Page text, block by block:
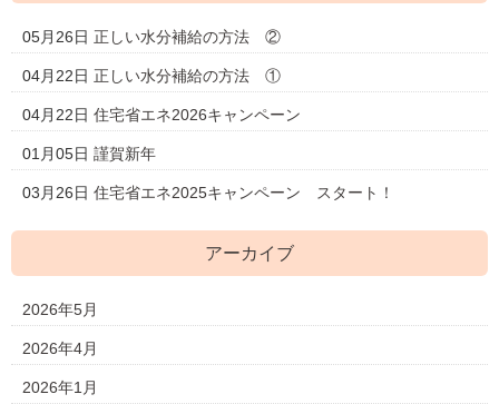
05月26日 正しい水分補給の方法 ②
04月22日 正しい水分補給の方法 ①
04月22日 住宅省エネ2026キャンペーン
01月05日 謹賀新年
03月26日 住宅省エネ2025キャンペーン スタート！
アーカイブ
2026年5月
2026年4月
2026年1月